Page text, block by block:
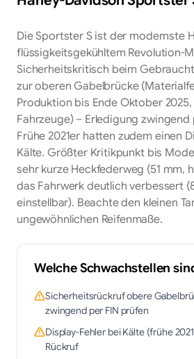
Die Sportster S ist der modernste
flüssigkeitsgekühltem Revolution-
Sicherheitskritisch beim
zur oberen Gabelbrücke
Produktion bis Ende Oktober
Fahrzeuge) – Erledigung zwingend
Frühe 2021er hatten zudem einen
Kälte. Größter Kritikpunkt bis
sehr kurze Heckfederweg (51 mm,
das Fahrwerk deutlich verbessert
einstellbar). Beachte den kleinen
ungewöhnlichen Reifenmaße.
Welche Schwachstellen
Sicherheitsrückruf obere
zwingend per FIN prüfen
Display-Fehler bei Kälte (frühe
Rückruf